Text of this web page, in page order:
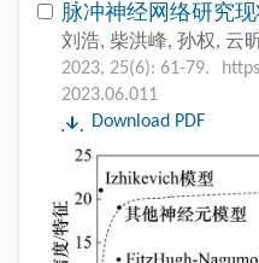
脉冲神经网络研究
刘浩, 柴洪峰, 孙权, 云
2023, 25(6): 61-79.
2023.06.011
Download PDF